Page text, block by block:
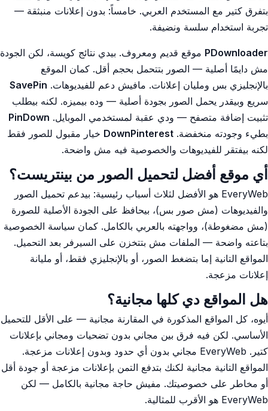
بتفرق كتير مع المستخدم العربي. خامساً: بدون إعلانات منبثقة —
تجربة استخدام سلسة ونضيفة.
PDownloader موقع قديم ومعروف. بيدي نتائج كويسة، لكن الجودة
مش دايمًا أصلية — الصور بتتحمل بحجم أقل. كمان الموقع
بالإنجليزي بس ومليان إعلانات. مافيش دعم للفيديوهات. SavePin
سريع وبيقدر يحمل الصور بجودة أصلية — وده بيميزه. لكنه بيطلب
تثبيت إضافة متصفح — ودي عقبة لمستخدمي الموبايل. PinDown
بطيء وجودته منخفضة. DownPinterest خيار مقبول للصور فقط
لكنه بيفتقر للفيديوهات والخصوصية فيه مش واضحة.
أي موقع أفضل لتحميل الصور من بينتريست؟
EveryWeb هو الأفضل لثلاث أسباب رئيسية: بيدعم تحميل الصور
والفيديوهات (مش صور بس)، بيحافظ على الجودة الأصلية للصورة
(مش مضغوطة)، وواجهته بالعربي بالكامل. كمان سياسة الخصوصية
بتاعته واضحة — الملفات مش بتتخزن على السيرفر بعد التحميل.
المواقع التانية إما بتضغط الصور، أو بالإنجليزي فقط، أو مليانة
إعلانات مزعجة.
هل المواقع دي كلها مجانية؟
أيوه، كل المواقع المذكورة في المقارنة مجانية — على الأقل للتحميل
الأساسي. لكن فيه فرق بين مجاني بدون تضحيات ومجاني بإعلانات
كتير. EveryWeb مجاني بدون أي حدود وبدون إعلانات مزعجة.
المواقع التانية مجانية لكنك بتدفع التمن بإعلانات مزعجة أو جودة أقل
أو مخاطر على خصوصيتك. مفيش حاجة مجانية بالكامل — لكن
EveryWeb هو الأقرب للمثالية.